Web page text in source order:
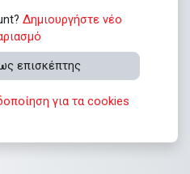
Δημιουργήστε νέο
επισκέπτης
για τα cookies